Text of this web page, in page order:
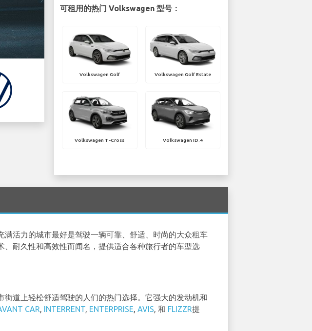
可租用的热门 Volkswagen 型号：
Volkswagen Golf Volkswagen Golf Estate
Volkswagen T-Cross Volkswagen ID.4
活力的城市最好是驾驶一辆可靠、舒适、时尚的大众租车
耐久性和高效性而闻名，提供适合各种旅行者的车型选
道上轻松舒适驾驶的人们的热门选择。它强大的发动机和
CAR, INTERRENT, ENTERPRISE, AVIS, 和 FLIZZR提